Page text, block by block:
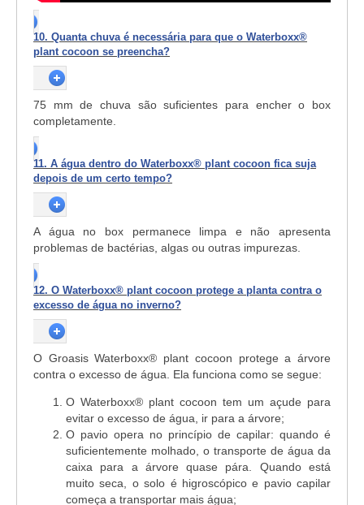
10. Quanta chuva é necessária para que o Waterboxx®
plant cocoon se preencha?
75 mm de chuva são suficientes para encher o box
completamente.
11. A água dentro do Waterboxx® plant cocoon fica suja
depois de um certo tempo?
A água no box permanece limpa e não apresenta
problemas de bactérias, algas ou outras impurezas.
12. O Waterboxx® plant cocoon protege a planta contra o
excesso de água no inverno?
O Groasis Waterboxx® plant cocoon protege a árvore
contra o excesso de água. Ela funciona como se segue:
O Waterboxx® plant cocoon tem um açude para
evitar o excesso de água, ir para a árvore;
O pavio opera no princípio de capilar: quando é
suficientemente molhado, o transporte de água da
caixa para a árvore quase pára. Quando está
muito seca, o solo é higroscópico e pavio capilar
começa a transportar mais água;